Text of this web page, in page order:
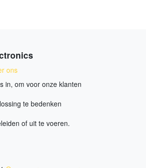
ons
in, om voor onze klanten
te bedenken
of uit te voeren.